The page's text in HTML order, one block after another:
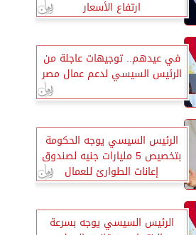
ارتفاع الأسعار
في عيدهم.. توجيهات عاجلة من
الرئيس السيسي لدعم عمال مصر
الرئيس السيسي يوجه الحكومة
بتخصيص 5 مليارات جنيه لصندوق
إعانات الطوارئ للعمال
الرئيس السيسي يوجه بسرعة